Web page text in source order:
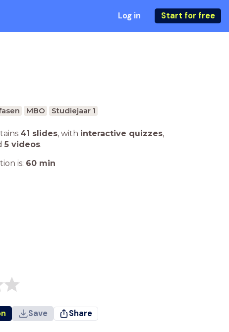
Log in Start for free
MBO Studiejaar 1
41 slides, with interactive quizzes,
5 videos.
is: 60 min
Save Share